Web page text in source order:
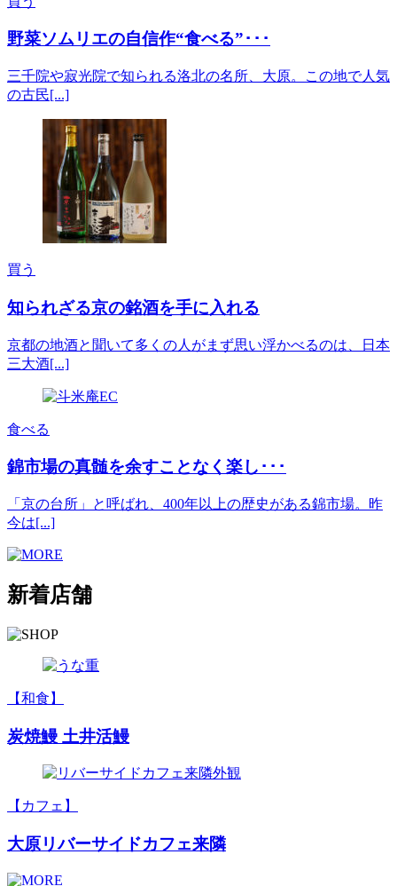
野菜ソムリエの自信作“食べる”･･･
三千院や寂光院で知られる洛北の名所、大原。この地で人気
の古民[...]
買う
知られざる京の銘酒を手に入れる
京都の地酒と聞いて多くの人がまず思い浮かべるのは、日本
三大酒[...]
食べる
錦市場の真髄を余すことなく楽し･･･
「京の台所」と呼ばれ、400年以上の歴史がある錦市場。昨
今は[...]
新着店舗
【和食】
炭焼鰻 土井活鰻
【カフェ】
大原リバーサイドカフェ来隣